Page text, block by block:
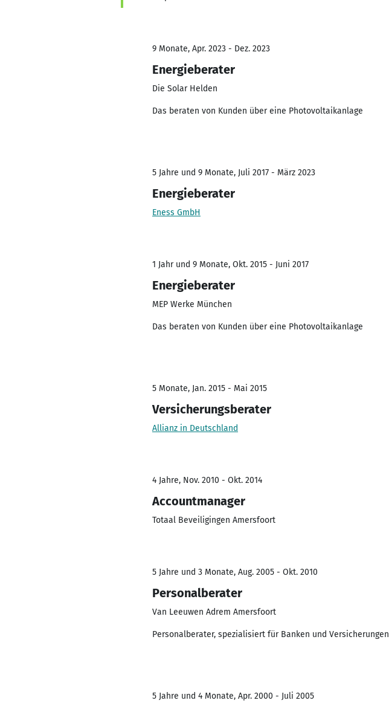
9 Monate, Apr. 2023 - Dez. 2023
Energieberater
Die Solar Helden
Das beraten von Kunden über eine Photovoltaikanlage
5 Jahre und 9 Monate, Juli 2017 - März 2023
Energieberater
Eness GmbH
1 Jahr und 9 Monate, Okt. 2015 - Juni 2017
Energieberater
MEP Werke München
Das beraten von Kunden über eine Photovoltaikanlage
5 Monate, Jan. 2015 - Mai 2015
Versicherungsberater
Allianz in Deutschland
4 Jahre, Nov. 2010 - Okt. 2014
Accountmanager
Totaal Beveiligingen Amersfoort
5 Jahre und 3 Monate, Aug. 2005 - Okt. 2010
Personalberater
Van Leeuwen Adrem Amersfoort
Personalberater, spezialisiert für Banken und Versicherungen
5 Jahre und 4 Monate, Apr. 2000 - Juli 2005